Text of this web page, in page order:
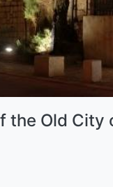
the Old City